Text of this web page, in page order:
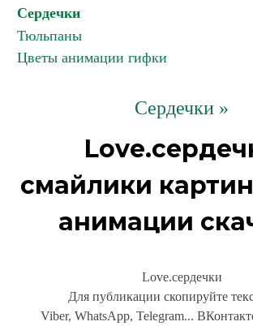
Сердечки
Тюльпаны
Цветы анимации гифки
Сердечки »
смайлики
анимации
Love.сердечки
Для публикации скопируйте
Viber, WhatsApp, Telegram...